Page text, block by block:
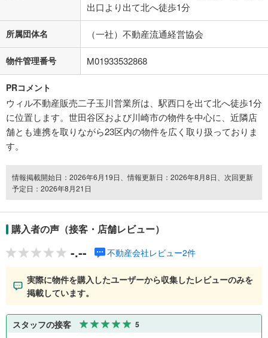
出口より出て北へ徒歩1分
所属団体名 （一社）不動産流通経営協会
物件管理番号 M01933532868
PRコメント
ウィル不動産販売二子玉川営業所は、駅西口を出て北へ徒歩1分
に位置します。世田谷区および川崎市の物件を中心に、近隣店
舗とも連携を取りながら23区内の物件を広く取り扱っておりま
す。
情報掲載開始日：2026年6月19日、情報更新日：2026年8月8日、次回更新
予定日：2026年8月21日
購入者の声（接客・店舗レビュー）
-.-- 不動産会社レビュー2件
実際に物件を購入したユーザーから収集したレビューのみを
掲載しています。
スタッフの接客 5